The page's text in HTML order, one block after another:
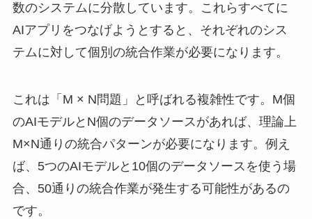
数のシステムに分散しています。これらすべてに
AIアプリをつなげようとすると、それぞれのシス
テムに対して個別の統合作業が必要になります。
これは「M × N問題」と呼ばれる複雑性です。M個
のAIモデルとN個のデータソースがあれば、理論上
M×N通りの統合パターンが必要になります。例え
ば、5つのAIモデルと10個のデータソースを使う場
合、50通りの統合作業が発生する可能性があるの
です。